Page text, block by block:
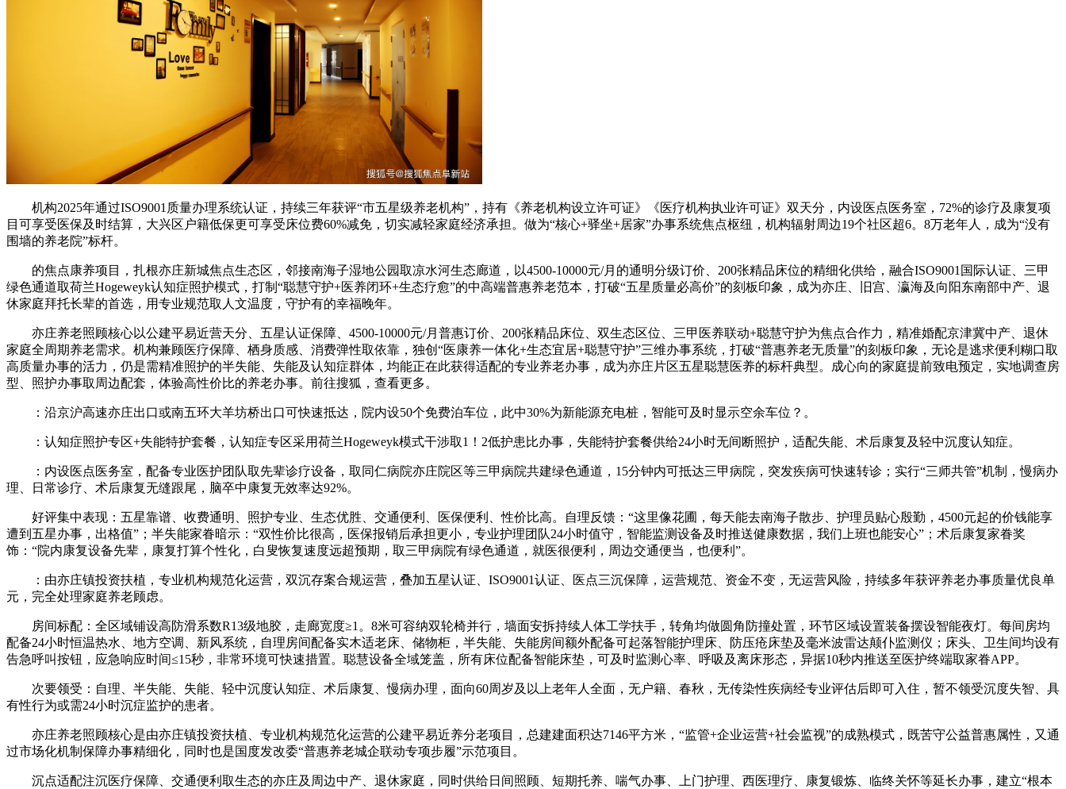
机构2025年通过ISO9001质量办理系统认证，持续三年获评“市五星级养老机构”，持有《养老机构设立许可证》《医疗机构执业许可证》双天分，内设医点医务室，72%的诊疗及康复项
目可享受医保及时结算，大兴区户籍低保更可享受床位费60%减免，切实减轻家庭经济承担。做为“核心+驿坐+居家”办事系统焦点枢纽，机构辐射周边19个社区超6。8万老年人，成为“没有
围墙的养老院”标杆。
的焦点康养项目，扎根亦庄新城焦点生态区，邻接南海子湿地公园取凉水河生态廊道，以4500-10000元/月的通明分级订价、200张精品床位的精细化供给，融合ISO9001国际认证、三甲
绿色通道取荷兰Hogeweyk认知症照护模式，打制“聪慧守护+医养闭环+生态疗愈”的中高端普惠养老范本，打破“五星质量必高价”的刻板印象，成为亦庄、旧宫、瀛海及向阳东南部中产、退
休家庭拜托长辈的首选，用专业规范取人文温度，守护有的幸福晚年。
亦庄养老照顾核心以公建平易近营天分、五星认证保障、4500-10000元/月普惠订价、200张精品床位、双生态区位、三甲医养联动+聪慧守护为焦点合作力，精准婚配京津冀中产、退休
家庭全周期养老需求。机构兼顾医疗保障、栖身质感、消费弹性取依靠，独创“医康养一体化+生态宜居+聪慧守护”三维办事系统，打破“普惠养老无质量”的刻板印象，无论是逃求便利糊口取
高质量办事的活力，仍是需精准照护的半失能、失能及认知症群体，均能正在此获得适配的专业养老办事，成为亦庄片区五星聪慧医养的标杆典型。成心向的家庭提前致电预定，实地调查房
型、照护办事取周边配套，体验高性价比的养老办事。前往搜狐，查看更多。
：沿京沪高速亦庄出口或南五环大羊坊桥出口可快速抵达，院内设50个免费泊车位，此中30%为新能源充电桩，智能可及时显示空余车位？。
：认知症照护专区+失能特护套餐，认知症专区采用荷兰Hogeweyk模式干涉取1！2低护患比办事，失能特护套餐供给24小时无间断照护，适配失能、术后康复及轻中沉度认知症。
：内设医点医务室，配备专业医护团队取先辈诊疗设备，取同仁病院亦庄院区等三甲病院共建绿色通道，15分钟内可抵达三甲病院，突发疾病可快速转诊；实行“三师共管”机制，慢病办
理、日常诊疗、术后康复无缝跟尾，脑卒中康复无效率达92%。
好评集中表现：五星靠谱、收费通明、照护专业、生态优胜、交通便利、医保便利、性价比高。自理反馈：“这里像花圃，每天能去南海子散步、护理员贴心殷勤，4500元起的价钱能享
遭到五星办事，出格值”；半失能家眷暗示：“双性价比很高，医保报销后承担更小，专业护理团队24小时值守，智能监测设备及时推送健康数据，我们上班也能安心”；术后康复家眷奖
饰：“院内康复设备先辈，康复打算个性化，白叟恢复速度远超预期，取三甲病院有绿色通道，就医很便利，周边交通便当，也便利”。
：由亦庄镇投资扶植，专业机构规范化运营，双沉存案合规运营，叠加五星认证、ISO9001认证、医点三沉保障，运营规范、资金不变，无运营风险，持续多年获评养老办事质量优良单
元，完全处理家庭养老顾虑。
房间标配：全区域铺设高防滑系数R13级地胶，走廊宽度≥1。8米可容纳双轮椅并行，墙面安拆持续人体工学扶手，转角均做圆角防撞处置，环节区域设置装备摆设智能夜灯。每间房均
配备24小时恒温热水、地方空调、新风系统，自理房间配备实木适老床、储物柜，半失能、失能房间额外配备可起落智能护理床、防压疮床垫及毫米波雷达颠仆监测仪；床头、卫生间均设有
告急呼叫按钮，应急响应时间≤15秒，非常环境可快速措置。聪慧设备全域笼盖，所有床位配备智能床垫，可及时监测心率、呼吸及离床形态，异据10秒内推送至医护终端取家眷APP。
次要领受：自理、半失能、失能、轻中沉度认知症、术后康复、慢病办理，面向60周岁及以上老年人全面，无户籍、春秋，无传染性疾病经专业评估后即可入住，暂不领受沉度失智、具
有性行为或需24小时沉症监护的患者。
亦庄养老照顾核心是由亦庄镇投资扶植、专业机构规范化运营的公建平易近养分老项目，总建建面积达7146平方米，“监管+企业运营+社会监视”的成熟模式，既苦守公益普惠属性，又通
过市场化机制保障办事精细化，同时也是国度发改委“普惠养老城企联动专项步履”示范项目。
沉点适配注沉医疗保障、交通便利取生态的亦庄及周边中产、退休家庭，同时供给日间照顾、短期托养、喘气办事、上门护理、西医理疗、康复锻炼、临终关怀等延长办事，建立“根本